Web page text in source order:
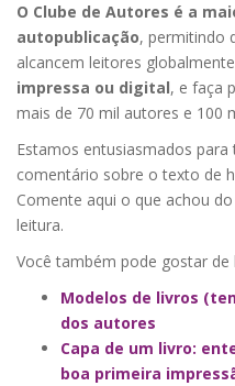
O Clube de Autores é a
autopublicação, permitindo
alcancem leitores
impressa ou digital, e faça
mais de 70 mil autores e 100
Estamos entusiasmados para
comentário sobre o texto de
Comente aqui o que achou
leitura.
Você também pode gostar de
Modelos de livros
dos autores
Capa de um livro:
boa primeira